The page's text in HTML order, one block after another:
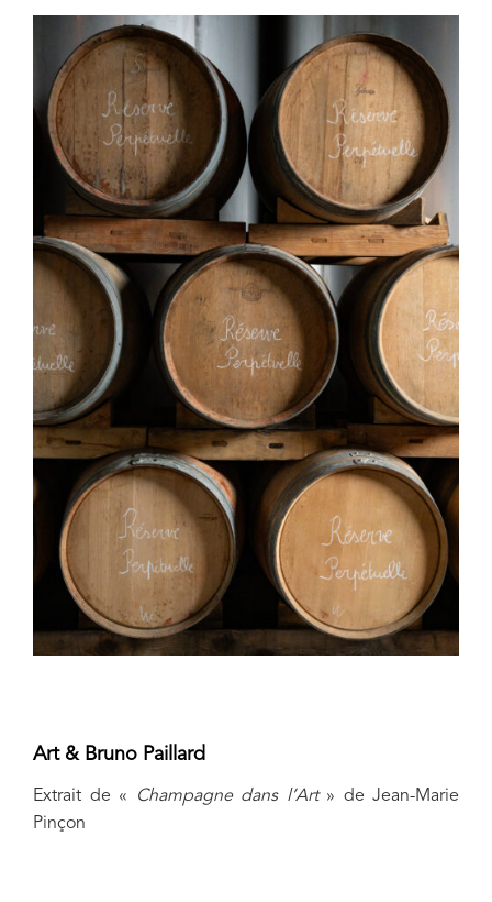
Art & Bruno Paillard
Extrait de « Champagne dans l’Art» de Jean-Marie
Pinçon